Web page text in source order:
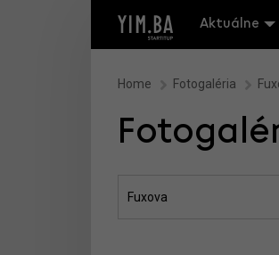
Aktuálne
Home Fotogaléria